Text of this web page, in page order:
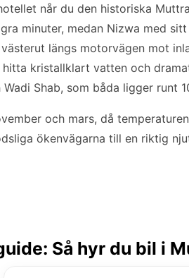
når du den historiska
minuter, medan Nizwa med
längs motorvägen mot
kristallklart vatten och
Shab, som båda ligger runt
och mars, då
ökenvägarna till en riktig
Så hyr du bil i